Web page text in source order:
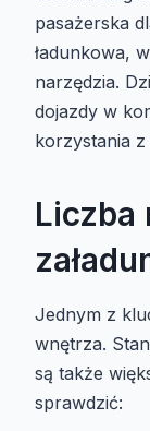
pasażerska
ładunkowa,
narzędzia.
dojazdy w
korzystania
Liczba
Jednym z
wnętrza.
są także
sprawdzić: